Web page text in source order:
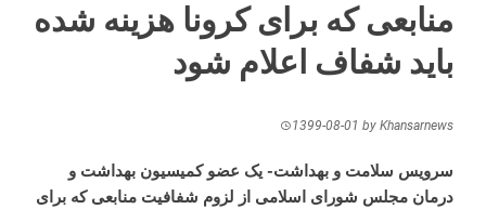
منابعی که برای کرونا هزینه شده
باید شفاف اعلام شود
1399-08-01 by Khansarnews
سرویس سلامت و بهداشت- یک عضو کمیسیون بهداشت و
درمان مجلس شورای اسلامی از لزوم شفافیت منابعی که برای